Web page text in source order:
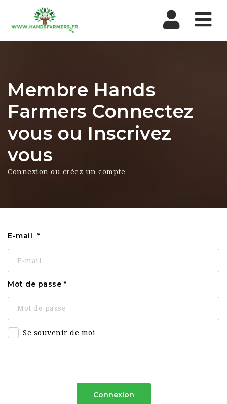
Membre Hands
Farmers Connectez
vous ou Inscrivez
vous
Connexion ou créez un compte
E-mail
Mot de passe
Se souvenir de moi
Connexion